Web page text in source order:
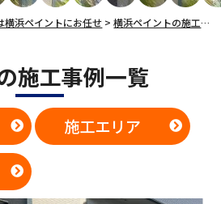
横浜ペイントにお任せ >横浜ペイントの施工事例
施工事例一覧
施工エリア